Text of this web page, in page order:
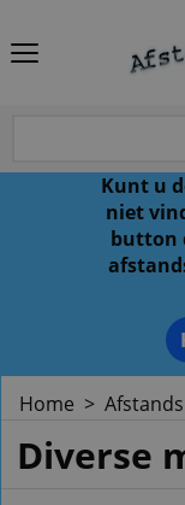
Kunt u
niet
button
Home >
Diverse